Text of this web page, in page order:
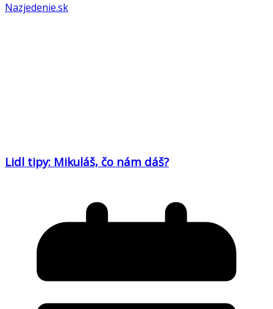
Nazjedenie.sk
Lidl tipy: Mikuláš, čo nám dáš?